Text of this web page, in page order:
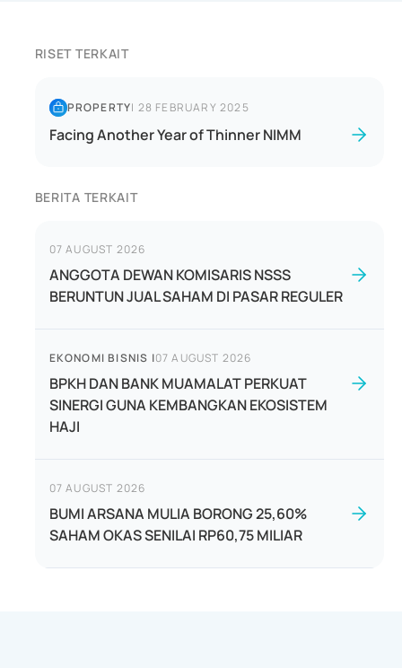
RISET TERKAIT
PROPERTY| 28 FEBRUARY 2025
Facing Another Year of Thinner NIMM
BERITA TERKAIT
07 AUGUST 2026
ANGGOTA DEWAN KOMISARIS NSSS
BERUNTUN JUAL SAHAM DI PASAR REGULER
EKONOMI BISNIS |07 AUGUST 2026
BPKH DAN BANK MUAMALAT PERKUAT
SINERGI GUNA KEMBANGKAN EKOSISTEM
HAJI
07 AUGUST 2026
BUMI ARSANA MULIA BORONG 25,60%
SAHAM OKAS SENILAI RP60,75 MILIAR